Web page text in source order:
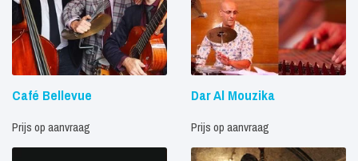
Café Bellevue
Prijs op aanvraag
Dar Al Mouzika
Prijs op aanvraag